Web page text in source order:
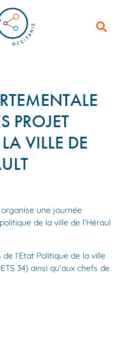
PROJET
VILLE DE
une journée
de la ville de l’Héraul
l’Etat Politique de la ville
34) ainsi qu’aux chefs de